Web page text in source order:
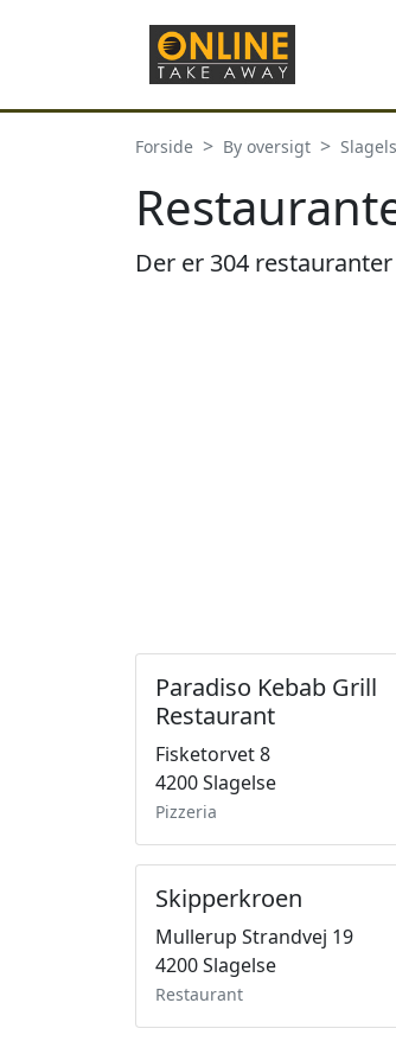
Forside By oversigt
Der er 304
Paradiso Kebab Grill
Restaurant
Fisketorvet 8
4200 Slagelse
Pizzeria
Skipperkroen
Mullerup Strandvej 19
4200 Slagelse
Restaurant